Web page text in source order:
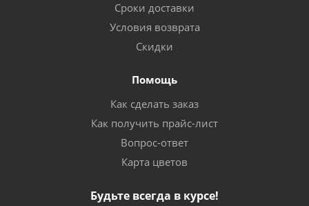
Сроки доставки
Условия возврата
Скидки
Помощь
Как сделать заказ
Как получить прайс-лист
Вопрос-ответ
Карта цветов
Будьте всегда в курсе!